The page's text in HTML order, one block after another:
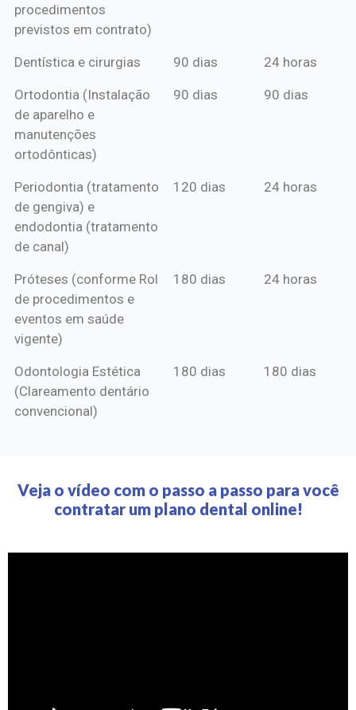
procedimentos
previstos em contrato)
Dentística e cirurgias 90 dias 24 horas
Ortodontia (Instalação
de aparelho e
manutenções
ortodônticas)
90 dias 90 dias
Periodontia (tratamento
de gengiva) e
endodontia (tratamento
de canal)
120 dias 24 horas
Próteses (conforme Rol
de procedimentos e
eventos em saúde
vigente)
180 dias 24 horas
Odontologia Estética
(Clareamento dentário
convencional)
180 dias 180 dias
Veja o vídeo com o passo a passo para você
contratar um plano dental online!